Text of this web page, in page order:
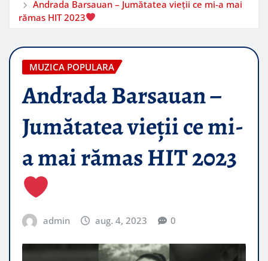
Andrada Barsauan – Jumătatea vieții ce mi-a mai
rămas HIT 2023
MUZICA POPULARA
Andrada Barsauan –
Jumătatea vieții ce mi-
a mai rămas HIT 2023
admin aug. 4, 2023 0